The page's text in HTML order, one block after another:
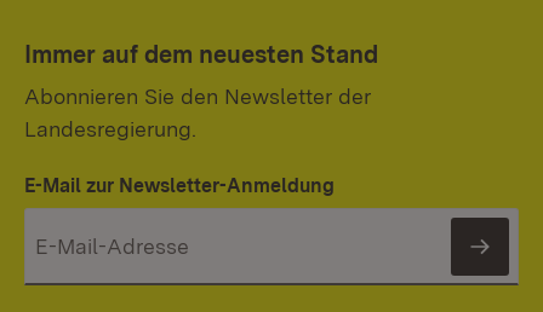
Immer auf dem neuesten Stand
Abonnieren Sie den Newsletter der
Landesregierung.
E-Mail zur Newsletter-Anmeldung